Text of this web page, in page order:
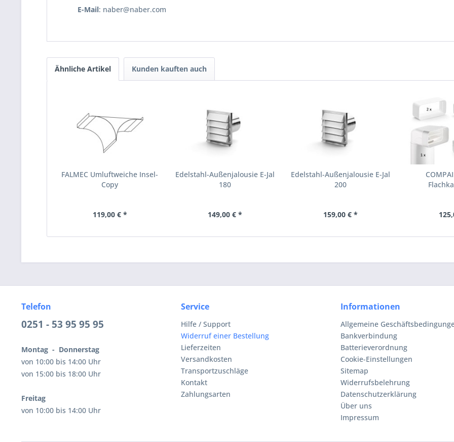
E-Mail: naber@naber.com
Ähnliche Artikel Kunden kauften auch
FALMEC Umluftweiche Insel-
Copy
119,00 € *
Edelstahl-Außenjalousie E-Jal
180
149,00 € *
Edelstahl-Außenjalousie E-Jal
200
159,00 € *
Telefon
0251 - 53 95 95 95
Montag - Donnerstag
von 10:00 bis 14:00 Uhr
von 15:00 bis 18:00 Uhr
Freitag
von 10:00 bis 14:00 Uhr
Service
Hilfe / Support
Widerruf einer Bestellung
Lieferzeiten
Versandkosten
Transportzuschläge
Kontakt
Zahlungsarten
Informationen
Allgemeine
Bankverbindung
Batterieverordnung
Cookie-Einstellungen
Sitemap
Widerrufsbelehrung
Datenschutzerklärung
Über uns
Impressum